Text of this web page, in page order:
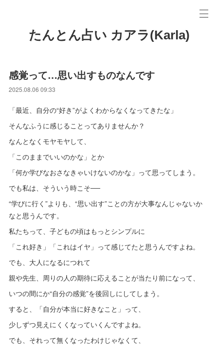
たんとん占い カアラ(Karla)
感覚って…思い出すものなんです
2025.08.06 09:33
「最近、自分の“好き”がよくわからなくなってきたな」
そんなふうに感じることってありませんか？
なんとなくモヤモヤして、
「このままでいいのかな」とか
「何か学びなおさなきゃいけないのかな」って思ってしまう。
でも私は、そういう時こそ──
“学びに行く”よりも、“思い出す”ことの方が大事なんじゃないか
なと思うんです。
私たちって、子どもの頃はもっとシンプルに
「これ好き」「これはイヤ」って感じてたと思うんですよね。
でも、大人になるにつれて
親や先生、周りの人の期待に応えることが当たり前になって、
いつの間にか“自分の感覚”を後回しにしてしまう。
すると、「自分が本当に好きなこと」って、
少しずつ見えにくくなっていくんですよね。
でも、それって無くなったわけじゃなくて、